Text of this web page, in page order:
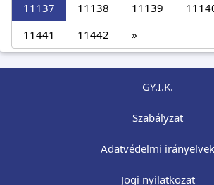
11137
11138 11139
11441
11442 »
GY.I.K.
Szabályzat
Adatvédelmi irányelvek
Jogi nyilatkozat